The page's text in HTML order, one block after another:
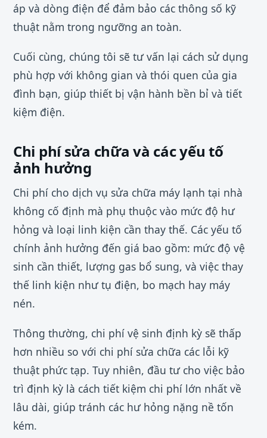
áp và dòng điện để đảm bảo các thông số kỹ
thuật nằm trong ngưỡng an toàn.
Cuối cùng, chúng tôi sẽ tư vấn lại cách sử dụng
phù hợp với không gian và thói quen của gia
đình bạn, giúp thiết bị vận hành bền bỉ và tiết
kiệm điện.
Chi phí sửa chữa và các yếu tố
ảnh hưởng
Chi phí cho dịch vụ sửa chữa máy lạnh tại nhà
không cố định mà phụ thuộc vào mức độ hư
hỏng và loại linh kiện cần thay thế. Các yếu tố
chính ảnh hưởng đến giá bao gồm: mức độ vệ
sinh cần thiết, lượng gas bổ sung, và việc thay
thế linh kiện như tụ điện, bo mạch hay máy
nén.
Thông thường, chi phí vệ sinh định kỳ sẽ thấp
hơn nhiều so với chi phí sửa chữa các lỗi kỹ
thuật phức tạp. Tuy nhiên, đầu tư cho việc bảo
trì định kỳ là cách tiết kiệm chi phí lớn nhất về
lâu dài, giúp tránh các hư hỏng nặng nề tốn
kém.